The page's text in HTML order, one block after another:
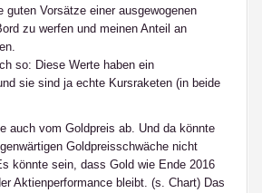
guten Vorsätze einer ausgewogenen
zu werfen und meinen Anteil an
so: Diese Werte haben ein
sie sind ja echte Kursraketen (in beide
auch vom Goldpreis ab. Und da könnte
Goldpreisschwäche nicht
könnte sein, dass Gold wie Ende 2016
Aktienperformance bleibt. (s. Chart) Das